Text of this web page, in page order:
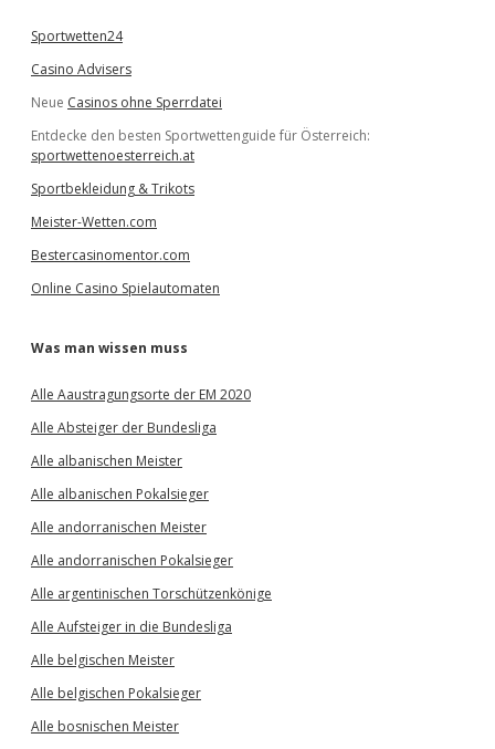
Sportwetten24
Casino Advisers
Neue Casinos ohne Sperrdatei
Entdecke den besten Sportwettenguide für Österreich:
sportwettenoesterreich.at
Sportbekleidung & Trikots
Meister-Wetten.com
Bestercasinomentor.com
Online Casino Spielautomaten
Was man wissen muss
Alle Aaustragungsorte der EM 2020
Alle Absteiger der Bundesliga
Alle albanischen Meister
Alle albanischen Pokalsieger
Alle andorranischen Meister
Alle andorranischen Pokalsieger
Alle argentinischen Torschützenkönige
Alle Aufsteiger in die Bundesliga
Alle belgischen Meister
Alle belgischen Pokalsieger
Alle bosnischen Meister